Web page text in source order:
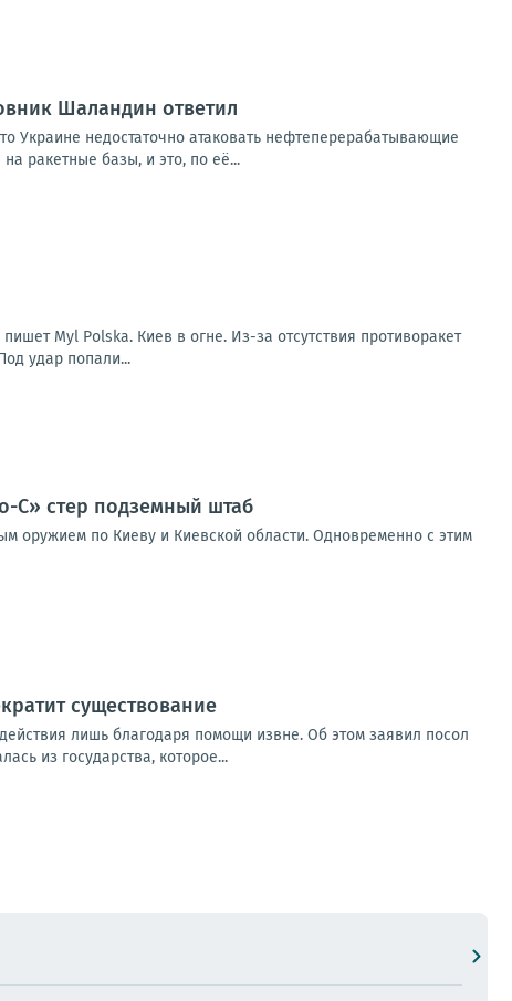
Шаландин ответил
недостаточно атаковать нефтеперерабатывающие
ракетные базы, и это, по её...
Myl Polska. Киев в огне. Из-за отсутствия противоракет
удар попали...
С» стер подземный штаб
оружием по Киеву и Киевской области. Одновременно с этим
существование
лишь благодаря помощи извне. Об этом заявил посол
из государства, которое...